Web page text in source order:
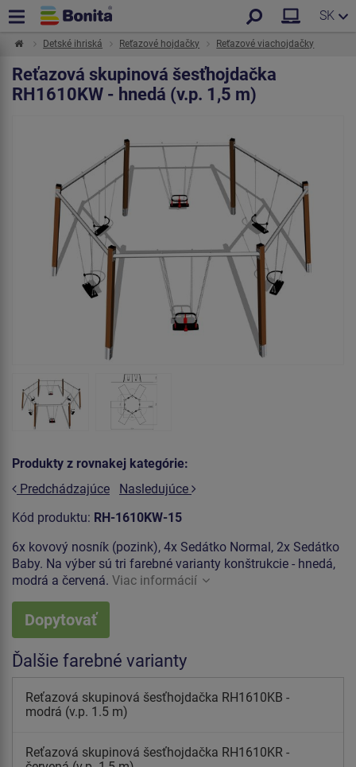
SK
Detské ihriská Reťazové hojdačky Reťazové viachojdačky
Reťazová skupinová šesťhojdačka
RH1610KW - hnedá (v.p. 1,5 m)
Produkty z rovnakej kategórie:
Predchádzajúce
Nasledujúce
Kód produktu: RH-1610KW-15
6x kovový nosník (pozink), 4x Sedátko Normal, 2x Sedátko
Baby. Na výber sú tri farebné varianty konštrukcie - hnedá,
modrá a červená. Viac informácií
Dopytovať
Ďalšie farebné varianty
Reťazová skupinová šesťhojdačka RH1610KB -
modrá (v.p. 1.5 m)
Reťazová skupinová šesťhojdačka RH1610KR -